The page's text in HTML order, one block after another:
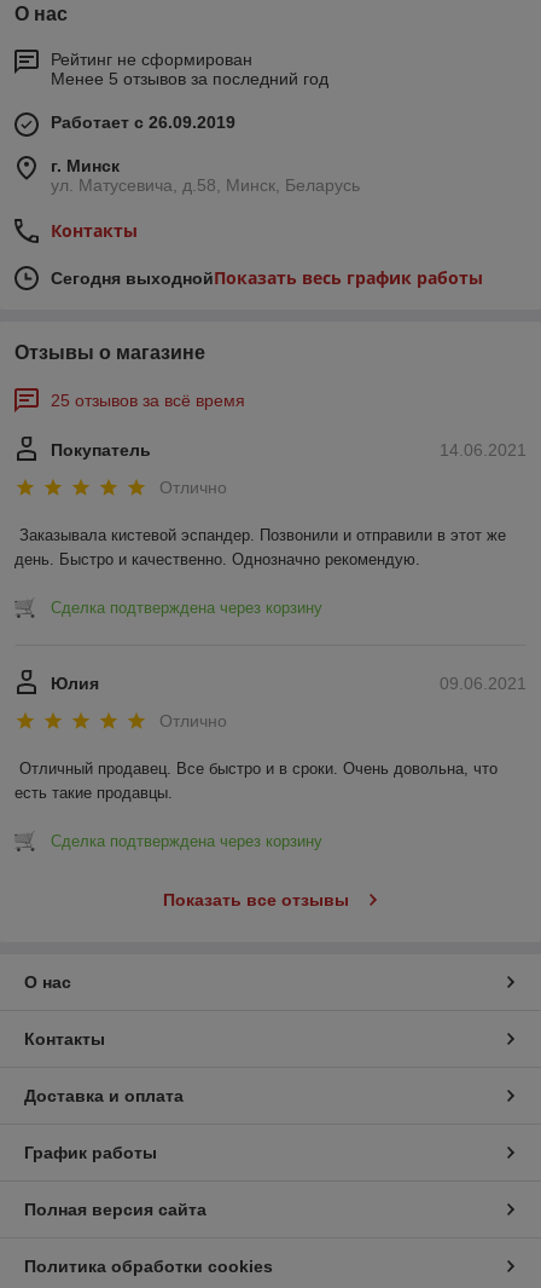
О нас
Рейтинг не сформирован
Менее 5 отзывов за последний год
Работает с 26.09.2019
г. Минск
ул. Матусевича, д.58, Минск, Беларусь
Контакты
Сегодня выходнойПоказать весь график работы
Отзывы о магазине
25 отзывов за всё время
14.06.2021
Покупатель
Отлично
Заказывала кистевой эспандер. Позвонили и отправили в этот же
день. Быстро и качественно. Однозначно рекомендую.
Сделка подтверждена через корзину
09.06.2021
Юлия
Отлично
Отличный продавец. Все быстро и в сроки. Очень довольна, что
есть такие продавцы.
Сделка подтверждена через корзину
Показать все отзывы
О нас
Контакты
Доставка и оплата
График работы
Полная версия сайта
Политика обработки cookies